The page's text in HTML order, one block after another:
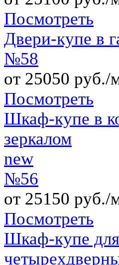
Посмотреть
Двери-купе в
№58
от 25050 руб./
Посмотреть
Шкаф-купе в
зеркалом
new
№56
от 25150 руб./
Посмотреть
Шкаф-купе